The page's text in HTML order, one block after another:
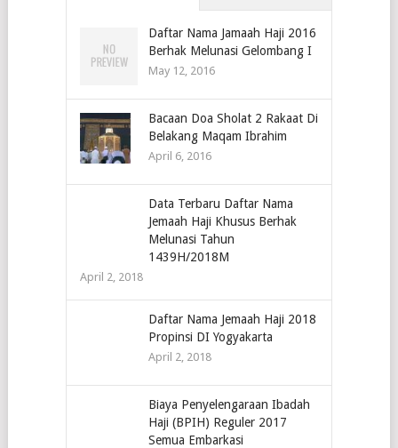
Daftar Nama Jamaah Haji 2016
Berhak Melunasi Gelombang I
May 12, 2016
Bacaan Doa Sholat 2 Rakaat Di
Belakang Maqam Ibrahim
April 6, 2016
Data Terbaru Daftar Nama
Jemaah Haji Khusus Berhak
Melunasi Tahun
1439H/2018M
April 2, 2018
Daftar Nama Jemaah Haji 2018
Propinsi DI Yogyakarta
April 2, 2018
Biaya Penyelengaraan Ibadah
Haji (BPIH) Reguler 2017
Semua Embarkasi